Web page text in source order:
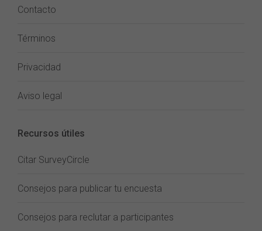
Contacto
Términos
Privacidad
Aviso legal
Recursos útiles
Citar SurveyCircle
Consejos para publicar tu encuesta
Consejos para reclutar a participantes